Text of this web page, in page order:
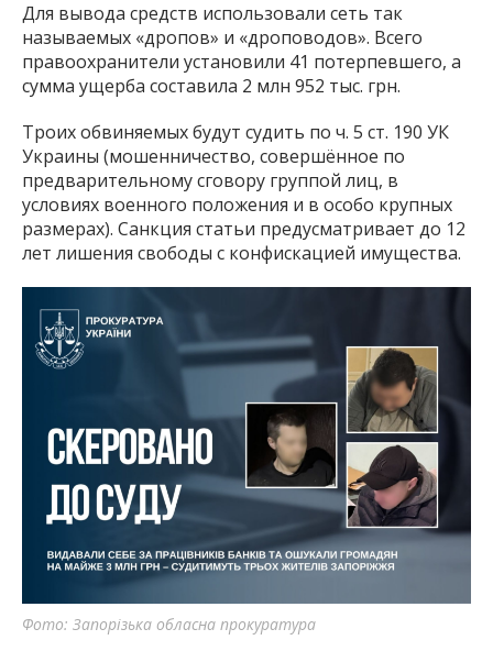
Для вывода средств использовали сеть так
называемых «дропов» и «дроповодов». Всего
правоохранители установили 41 потерпевшего, а
сумма ущерба составила 2 млн 952 тыс. грн.
Троих обвиняемых будут судить по ч. 5 ст. 190 УК
Украины (мошенничество, совершённое по
предварительному сговору группой лиц, в
условиях военного положения и в особо крупных
размерах). Санкция статьи предусматривает до 12
лет лишения свободы с конфискацией имущества.
Фото: Запорізька обласна прокуратура